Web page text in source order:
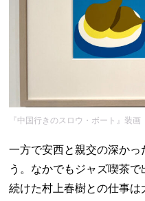
『中国行きのスロウ・ボート』装
一方で安西と親交の深かっ
う。なかでもジャズ喫茶
続けた村上春樹との仕事